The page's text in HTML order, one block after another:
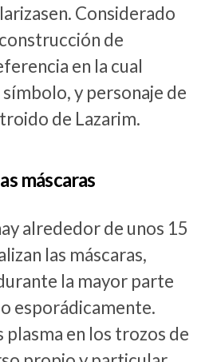
Considerado
de
en la cual
y personaje de
de Lazarim.
máscaras
alrededor de unos 15
las máscaras,
la mayor parte
esporádicamente.
plasma en los trozos de